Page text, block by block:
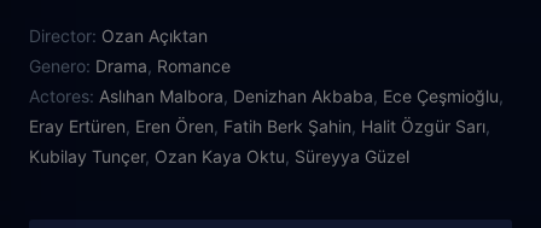
Director: Ozan Açıktan
Genero: Drama Romance
Actores: Aslıhan Malbora Denizhan Akbaba Ece Çeşmioğlu
Eray Ertüren Eren Ören Fatih Berk Şahin Halit Özgür Sarı
Kubilay Tunçer, Ozan Kaya Oktu Süreyya Güzel